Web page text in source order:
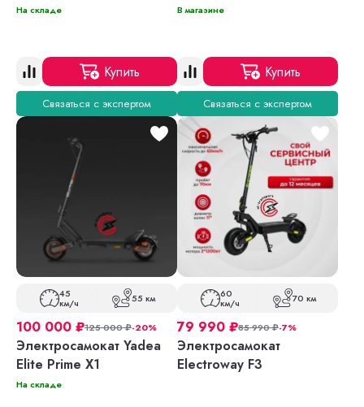
На складе
Купить
Связаться с экспертом
В магазине
Купить
Связаться с экспертом
45
км/ч 55 км
100 000 ₽125 000₽-20%
Электросамокат Yadea
Elite Prime X1
На складе
60
км/ч 70 км
79 990 ₽85 990₽-7%
Электросамокат
Electroway F3